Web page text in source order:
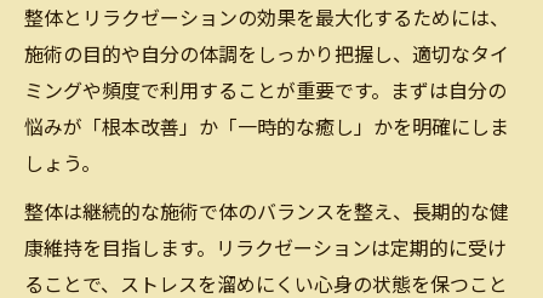
整体とリラクゼーションの効果を最大化するためには、
施術の目的や自分の体調をしっかり把握し、適切なタイ
ミングや頻度で利用することが重要です。まずは自分の
悩みが「根本改善」か「一時的な癒し」かを明確にしま
しょう。
整体は継続的な施術で体のバランスを整え、長期的な健
康維持を目指します。リラクゼーションは定期的に受け
ることで、ストレスを溜めにくい心身の状態を保つこと